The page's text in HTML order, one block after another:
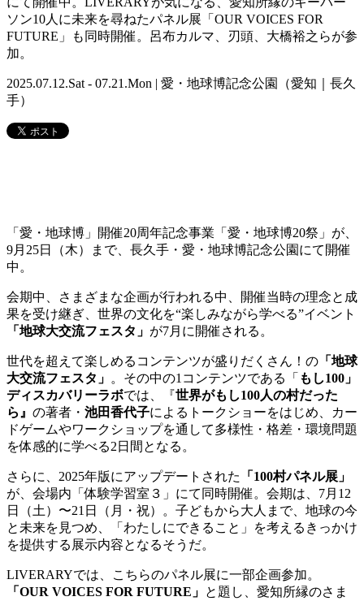
ソン10人に未来を尋ねたパネル展「OUR VOICES FOR
FUTURE」も同時開催。呂布カルマ、刃頭、大橋裕之らが参
加。
2025.07.12.Sat - 07.21.Mon | 愛・地球博記念公園（愛知｜長久
手）
「愛・地球博」開催20周年記念事業「愛・地球博20祭」が、
9月25日（木）まで、長久手・愛・地球博記念公園にて開催
中。
会期中、さまざまな企画が行われる中、開催当時の理念と成
果を受け継ぎ、世界の文化を“楽しみながら学べる”イベント
「地球大交流フェスタ」 が7月に開催される。
世代を超えて楽しめるコンテンツが盛りだくさん！の 「地球
大交流フェスタ」 。その中の1コンテンツである「 もし100」
ディスカバリーラボでは、『世界がもし100人の村だった
ら』 の著者・ 池田香代子によるトークショーをはじめ、カー
ドゲームやワークショップを通して多様性・格差・環境問題
を体感的に学べる2日間となる。
さらに、2025年版にアップデートされた
「100村パネル展」
が、会場内「体験学習室３」にて同時開催。会期は、7月12
日（土）〜21日（月・祝）。子どもから大人まで、地球の今
と未来を見つめ、「わたしにできること」を考えるきっかけ
を提供する展示内容となるそうだ。
LIVERARYでは、こちらのパネル展に一部企画参加。
「OUR VOICES FOR FUTURE」 と題し、愛知所縁のさま